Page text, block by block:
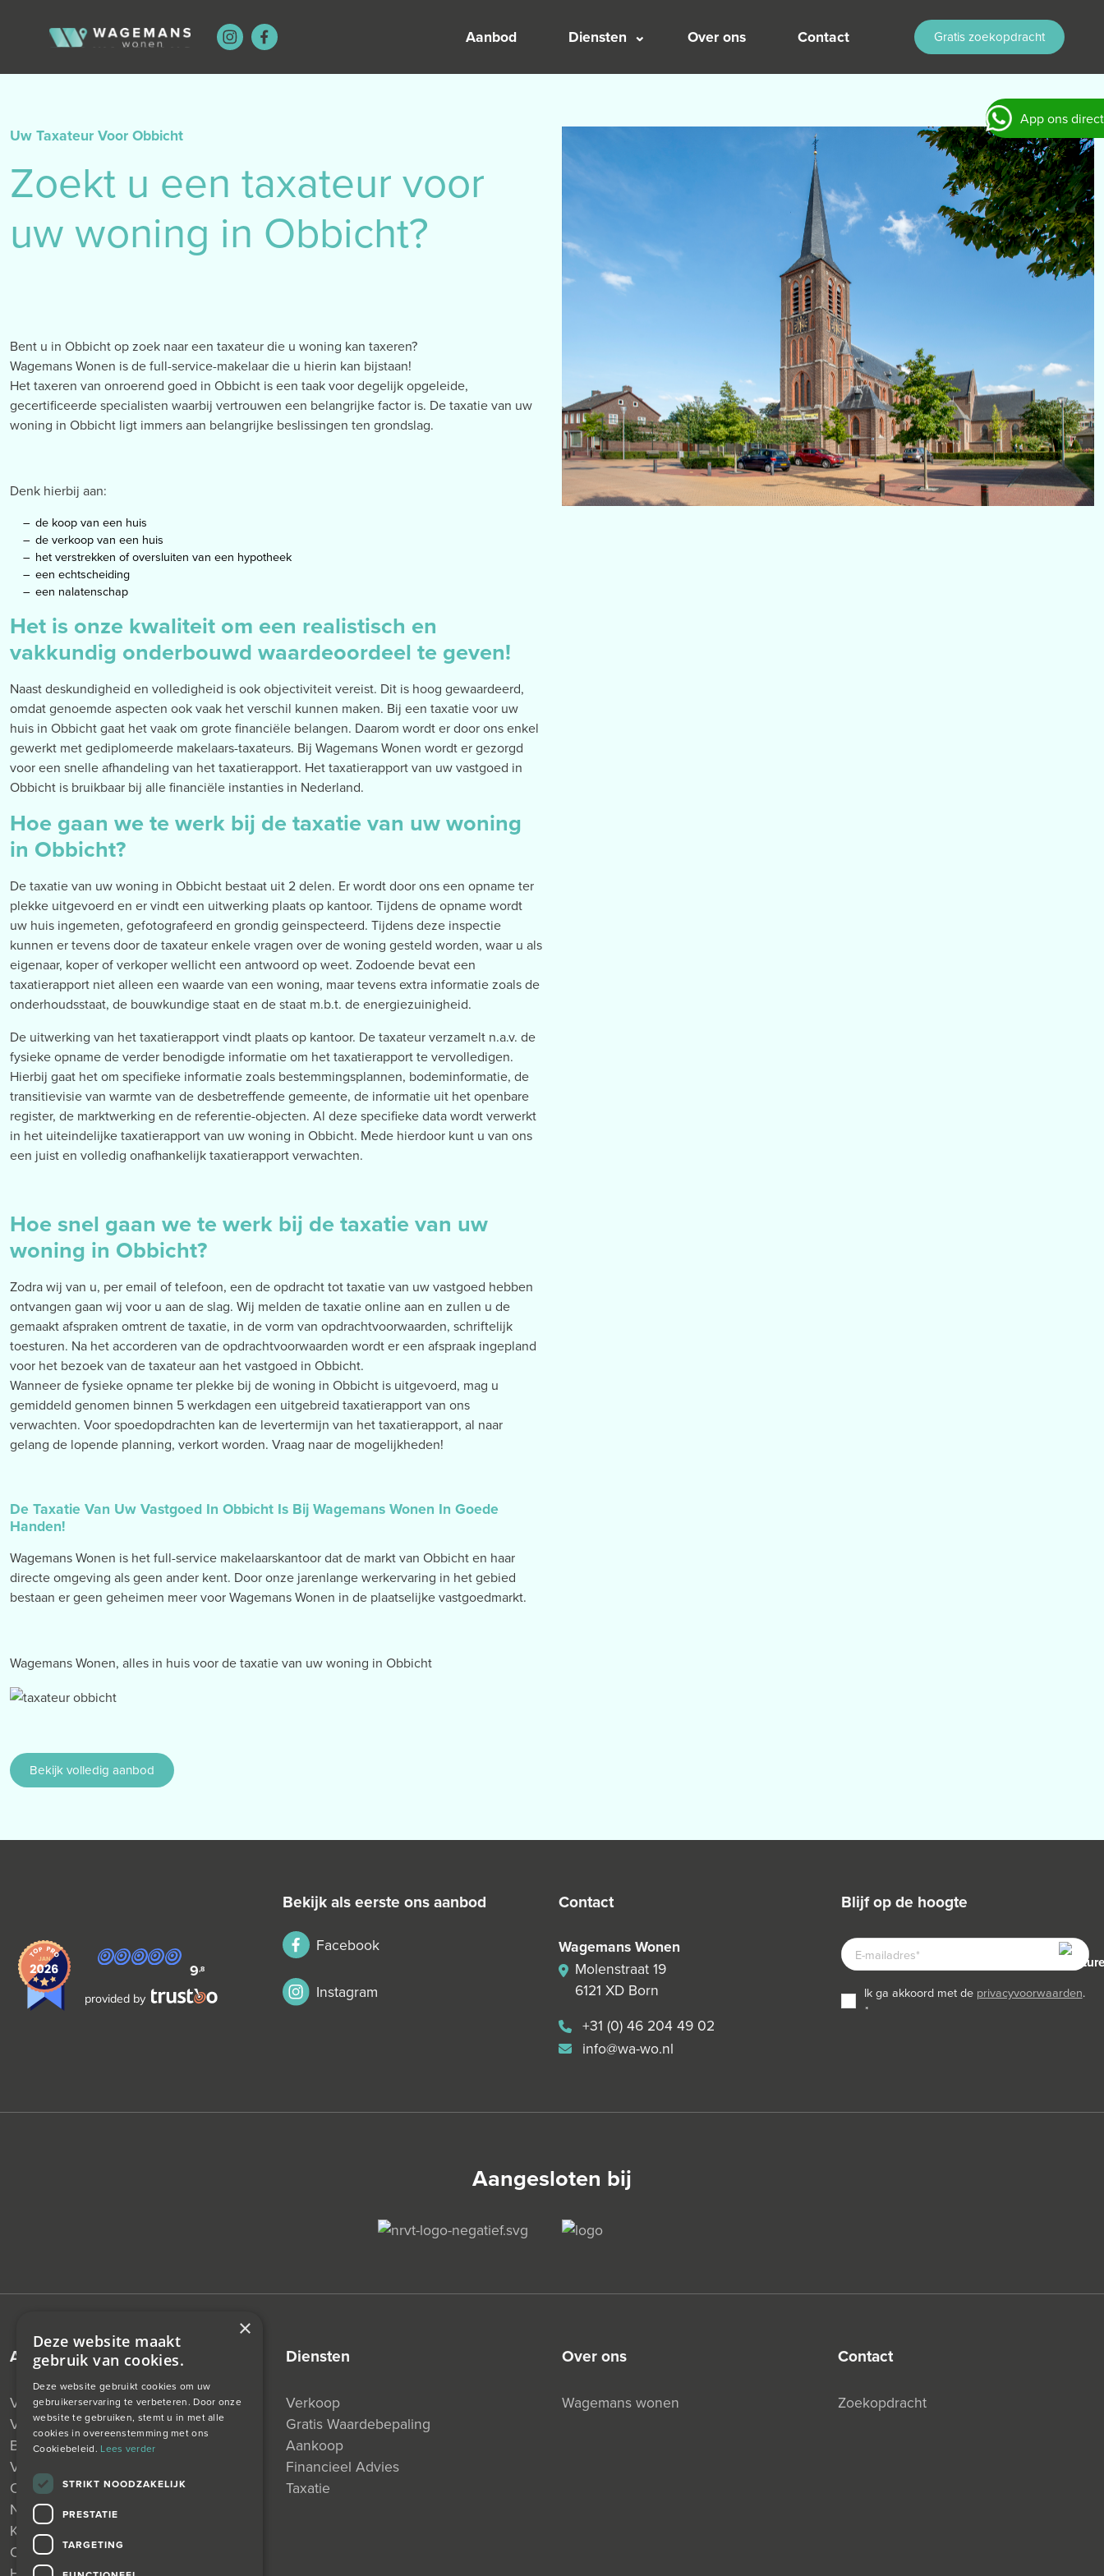
Aanbod Diensten Over ons Contact Gratis zoekopdracht
App ons direct
Uw Taxateur Voor Obbicht
Zoekt u een taxateur voor
uw woning in Obbicht?
Bent u in Obbicht op zoek naar een taxateur die u woning kan taxeren?
Wagemans Wonen is de full-service-makelaar die u hierin kan bijstaan!
Het taxeren van onroerend goed in Obbicht is een taak voor degelijk opgeleide,
gecertificeerde specialisten waarbij vertrouwen een belangrijke factor is. De taxatie van uw
woning in Obbicht ligt immers aan belangrijke beslissingen ten grondslag.
Denk hierbij aan:
de koop van een huis
de verkoop van een huis
het verstrekken of oversluiten van een hypotheek
een echtscheiding
een nalatenschap
Het is onze kwaliteit om een realistisch en
vakkundig onderbouwd waardeoordeel te geven!
Naast deskundigheid en volledigheid is ook objectiviteit vereist. Dit is hoog gewaardeerd,
omdat genoemde aspecten ook vaak het verschil kunnen maken. Bij een taxatie voor uw
huis in Obbicht gaat het vaak om grote financiële belangen. Daarom wordt er door ons enkel
gewerkt met gediplomeerde makelaars-taxateurs. Bij Wagemans Wonen wordt er gezorgd
voor een snelle afhandeling van het taxatierapport. Het taxatierapport van uw vastgoed in
Obbicht is bruikbaar bij alle financiële instanties in Nederland.
Hoe gaan we te werk bij de taxatie van uw woning
in Obbicht?
De taxatie van uw woning in Obbicht bestaat uit 2 delen. Er wordt door ons een opname ter
plekke uitgevoerd en er vindt een uitwerking plaats op kantoor. Tijdens de opname wordt
uw huis ingemeten, gefotografeerd en grondig geinspecteerd. Tijdens deze inspectie
kunnen er tevens door de taxateur enkele vragen over de woning gesteld worden, waar u als
eigenaar, koper of verkoper wellicht een antwoord op weet. Zodoende bevat een
taxatierapport niet alleen een waarde van een woning, maar tevens extra informatie zoals de
onderhoudsstaat, de bouwkundige staat en de staat m.b.t. de energiezuinigheid.
De uitwerking van het taxatierapport vindt plaats op kantoor. De taxateur verzamelt n.a.v. de
fysieke opname de verder benodigde informatie om het taxatierapport te vervolledigen.
Hierbij gaat het om specifieke informatie zoals bestemmingsplannen, bodeminformatie, de
transitievisie van warmte van de desbetreffende gemeente, de informatie uit het openbare
register, de marktwerking en de referentie-objecten. Al deze specifieke data wordt verwerkt
in het uiteindelijke taxatierapport van uw woning in Obbicht. Mede hierdoor kunt u van ons
een juist en volledig onafhankelijk taxatierapport verwachten.
Hoe snel gaan we te werk bij de taxatie van uw
woning in Obbicht?
Zodra wij van u, per email of telefoon, een de opdracht tot taxatie van uw vastgoed hebben
ontvangen gaan wij voor u aan de slag. Wij melden de taxatie online aan en zullen u de
gemaakt afspraken omtrent de taxatie, in de vorm van opdrachtvoorwaarden, schriftelijk
toesturen. Na het accorderen van de opdrachtvoorwaarden wordt er een afspraak ingepland
voor het bezoek van de taxateur aan het vastgoed in Obbicht.
Wanneer de fysieke opname ter plekke bij de woning in Obbicht is uitgevoerd, mag u
gemiddeld genomen binnen 5 werkdagen een uitgebreid taxatierapport van ons
verwachten. Voor spoedopdrachten kan de levertermijn van het taxatierapport, al naar
gelang de lopende planning, verkort worden. Vraag naar de mogelijkheden!
De Taxatie Van Uw Vastgoed In Obbicht Is Bij Wagemans Wonen In Goede
Handen!
Wagemans Wonen is het full-service makelaarskantoor dat de markt van Obbicht en haar
directe omgeving als geen ander kent. Door onze jarenlange werkervaring in het gebied
bestaan er geen geheimen meer voor Wagemans Wonen in de plaatselijke vastgoedmarkt.
Wagemans Wonen, alles in huis voor de taxatie van uw woning in Obbicht
Bekijk volledig aanbod
9,8
provided by
bekijk als eerste ons aanbod
Facebook
Instagram
contact
Wagemans Wonen
Molenstraat 19
6121 XD Born
+31 (0) 46 204 49 02
info@wa-wo.nl
blijf op de hoogte
E-
MAILADRES
TOESTEMMING
*
ik ga akkoord met de privacyvoorwaarden.
*
Aangesloten bij
aanbod
Verkocht
Verhuurd
Beschikbaar
Verkocht Onder Voorbehoud
Onder Bod
Nieuw
Koop
Open huis
diensten
Verkoop
Gratis Waardebepaling
Aankoop
Financieel Advies
Taxatie
over ons
Wagemans wonen
contact
Zoekopdracht
×
Deze website maakt
gebruik van cookies.
Deze website gebruikt cookies om uw
gebruikerservaring te verbeteren. Door onze
website te gebruiken, stemt u in met alle
cookies in overeenstemming met ons
Cookiebeleid. Lees verder
STRIKT NOODZAKELIJK
PRESTATIE
TARGETING